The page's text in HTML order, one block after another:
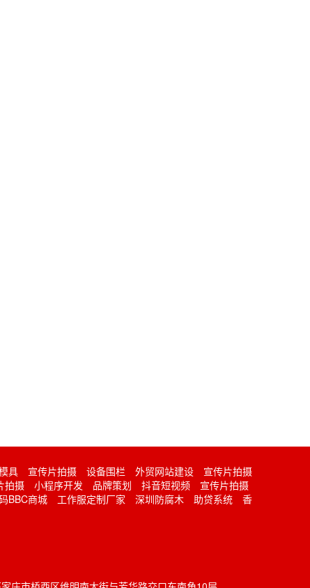
具 宣传片拍摄 设备围栏 外贸网站建设
宣传片拍摄
拍摄 小程序开发 品牌策划 抖音短视频
宣传片拍摄
BBC商城 工作服定制厂家 深圳防腐木 助贷系统
香